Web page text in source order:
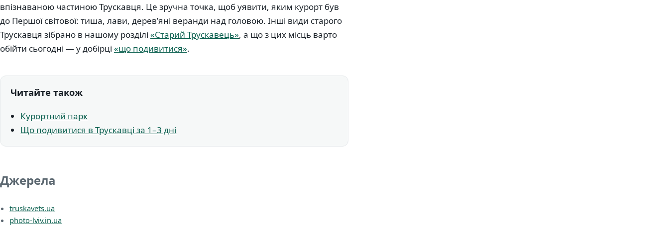
впізнаваною частиною Трускавця. Це зручна точка, щоб уявити, яким курорт був
до Першої світової: тиша, лави, дерев’яні веранди над головою. Інші види старого
Трускавця зібрано в нашому розділі «Старий Трускавець», а що з цих місць варто
обійти сьогодні — у добірці «що подивитися».
Читайте також
Курортний парк
Що подивитися в Трускавці за 1–3 дні
Джерела
truskavets.ua
photo-lviv.in.ua